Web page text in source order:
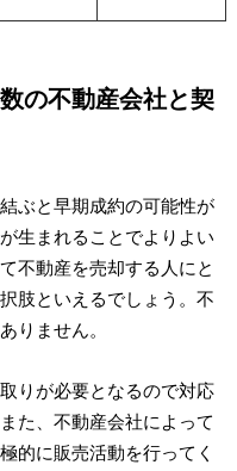
の不動産会社と契
ぶと早期成約の可能性が
生まれることでよりよい
不動産を売却する人にと
肢といえるでしょう。不
りません。
りが必要となるので対応
た、不動産会社によって
的に販売活動を行ってく